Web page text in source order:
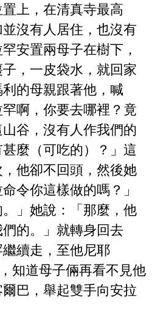
上，在清真寺最高
沒有人居住，也沒有
安置兩母子在樹下，
，一皮袋水，就回家
的母親跟著他，喊
啊，你要去哪裡？竟
谷，沒有人作我們的
麼（可吃的）？」這
他卻不回頭，然後她
令你這樣做的嗎？」
」她說：「那麼，他
的。」就轉身回去
續走，至他尼耶
知道母子倆再看不見他
巴，舉起雙手向安拉